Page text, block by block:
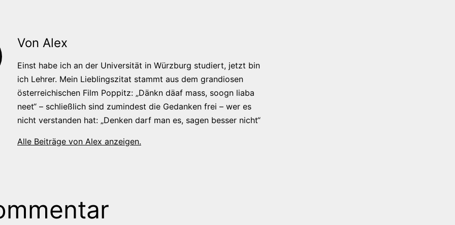
Von Alex
Einst habe ich an der Universität in Würzburg studiert, jetzt bin
ich Lehrer. Mein Lieblingszitat stammt aus dem grandiosen
österreichischen Film Poppitz: „Dänkn däaf mass, soogn liaba
neet“ – schließlich sind zumindest die Gedanken frei – wer es
nicht verstanden hat: „Denken darf man es, sagen besser nicht“
Alle Beiträge von Alex anzeigen.